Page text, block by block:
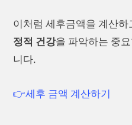
이처럼 세후금액을 계산
정적 건강을 파악하는 중
니다.
👉세후 금액 계산하기